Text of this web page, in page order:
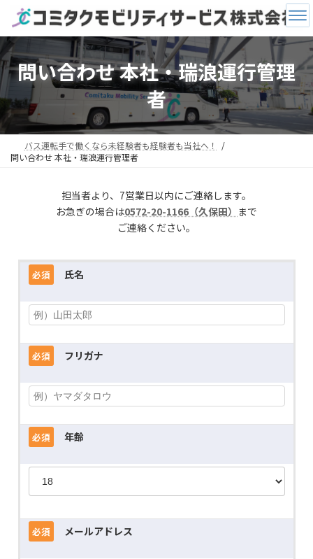
テ
ン
ツ
へ
ス
ッ
プ
ゲ
ー
シ
ョ
ン
移
動
問い合わせ 本社・瑞浪運行管理
者
バス運転手で働くなら未経験者も経験者も当社へ！
問い合わせ 本社・瑞浪運行管理者
担当者より、7営業日以内にご連絡します。
お急ぎの場合は0572-20-1166（久保田） まで
ご連絡ください。
必須 氏名
必須 フリガナ
必須 年齢
必須 メールアドレス